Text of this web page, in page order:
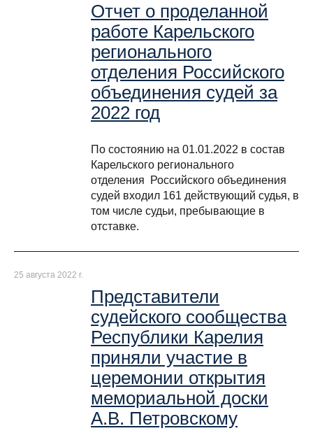
Отчет о проделанной
работе Карельского
регионального
отделения Российского
объединения судей за
2022 год
По состоянию на 01.01.2022 в состав
Карельского регионального
отделения Российского объединения
судей входил 161 действующий судья, в
том числе судьи, пребывающие в
отставке.
25 августа 2022 г.
Представители
судейского сообщества
Республики Карелия
приняли участие в
церемонии открытия
мемориальной доски
А.В. Петровскому